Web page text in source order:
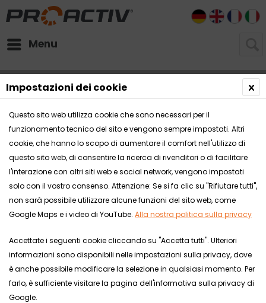
Menu
DE EN FR
Impostazioni dei cookie
Questo sito web utilizza cookie che sono necessari per il
funzionamento tecnico del sito e vengono sempre impostati. Altri
cookie, che hanno lo scopo di aumentare il comfort nell'utilizzo di
questo sito web, di consentire la ricerca di rivenditori o di facilitare
l'interazione con altri siti web e social network, vengono impostati
solo con il vostro consenso. Attenzione: Se si fa clic su "Rifiutare tutti",
non sarà possibile utilizzare alcune funzioni del sito web, come
Google Maps e i video di YouTube. Alla nostra politica sulla privacy
Accettate i seguenti cookie cliccando su "Accetta tutti". Ulteriori
informazioni sono disponibili nelle impostazioni sulla privacy, dove
è anche possibile modificare la selezione in qualsiasi momento. Per
farlo, è sufficiente visitare la pagina dell'informativa sulla privacy di
Google.